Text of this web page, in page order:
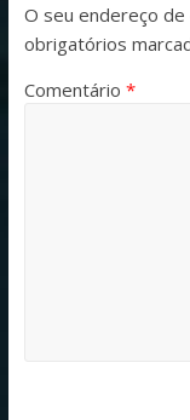
O seu endereço de
obrigatórios
Comentário *